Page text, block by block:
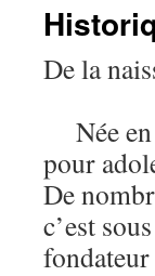
De la
Née en
pour
De
c’est